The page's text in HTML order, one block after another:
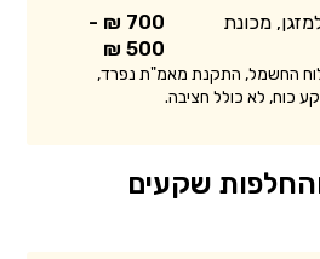
מכונת
700 ₪ -
500 ₪
ללוח החשמל, התקנת מאמ"ת נפרד,
כוח, לא כולל חציבה.
שקעים